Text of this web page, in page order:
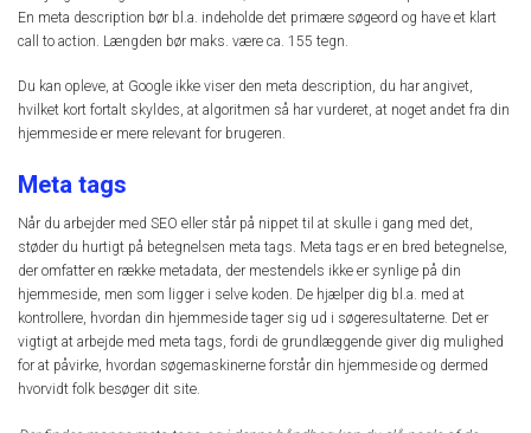
En meta description bør bl.a. indeholde det primære søgeord og have et klart
call to action. Længden bør maks. være ca. 155 tegn.
Du kan opleve, at Google ikke viser den meta description, du har angivet,
hvilket kort fortalt skyldes, at algoritmen så har vurderet, at noget andet fra din
hjemmeside er mere relevant for brugeren.
Meta tags
Når du arbejder med SEO eller står på nippet til at skulle i gang med det,
støder du hurtigt på betegnelsen meta tags. Meta tags er en bred betegnelse,
der omfatter en række metadata, der mestendels ikke er synlige på din
hjemmeside, men som ligger i selve koden. De hjælper dig bl.a. med at
kontrollere, hvordan din hjemmeside tager sig ud i søgeresultaterne. Det er
vigtigt at arbejde med meta tags, fordi de grundlæggende giver dig mulighed
for at påvirke, hvordan søgemaskinerne forstår din hjemmeside og dermed
hvorvidt folk besøger dit site.